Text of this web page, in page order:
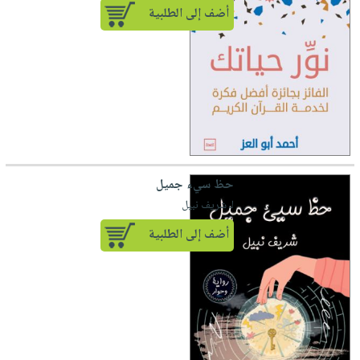
أضف إلى الطلبية
حظ سيء جميل
لـ شريف نبيل
أضف إلى الطلبية